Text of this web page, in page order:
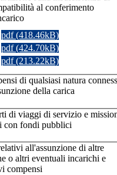
al conferimento
pdf (418.46kB)
pdf (424.70kB)
pdf (213.22kB)
di qualsiasi natura
della carica
di viaggi di servizio e
con fondi pubblici
all'assunzione di altre
o altri eventuali incarichi e
compensi